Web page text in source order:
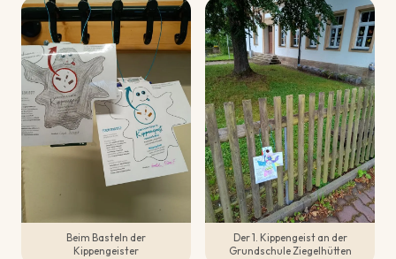
Beim Basteln der
Kippengeister
Der 1. Kippengeist an der
Grundschule Ziegelhütten